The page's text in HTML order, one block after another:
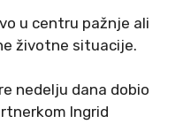
u centru pažnje ali
životne situacije.
nedelju dana dobio
Ingrid